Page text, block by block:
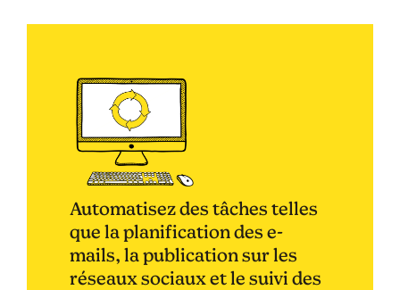
Automatisez des tâches telles
que la planification des e-
mails, la publication sur les
réseaux sociaux et le suivi des